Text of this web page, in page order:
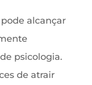
alcançar
psicologia.
de atrair